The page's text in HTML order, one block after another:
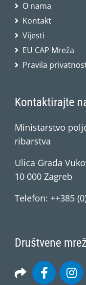
O nama
Kontakt
Vijesti
EU CAP Mreža
Pravila
Kontaktirajte
Ministarstvo
ribarstva
Ulica Grada
10 000 Zagreb
Telefon: ++385
Društvene